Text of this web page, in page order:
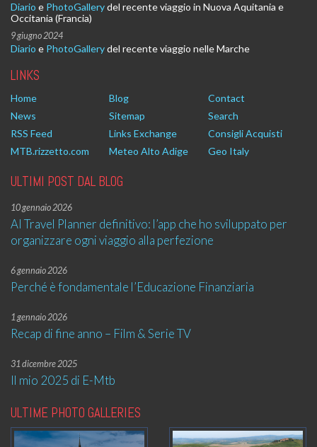
Diario e PhotoGallerydel recente viaggio in Nuova Aquitania e
Occitania (Francia)
9 giugno 2024
Diario e PhotoGallerydel recente viaggio nelle Marche
LINKS
Home Blog
Contact
News
Sitemap
Search
RSS Feed
Links Exchange
Consigli Acquisti
MTB.rizzetto.com
Meteo Alto Adige Geo Italy
ULTIMI POST DAL BLOG
10 gennaio 2026
AI Travel Planner definitivo: l’app che ho sviluppato per
organizzare ogni viaggio alla perfezione
6 gennaio 2026
Perché è fondamentale l’Educazione Finanziaria
1 gennaio 2026
Recap di fine anno – Film & Serie TV
31 dicembre 2025
Il mio 2025 di E-Mtb
ULTIME PHOTO GALLERIES